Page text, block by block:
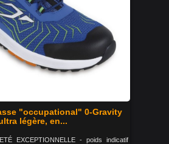
"occupational" 0-Gravity
légère, en...
EXCEPTIONNELLE - poids indicatif